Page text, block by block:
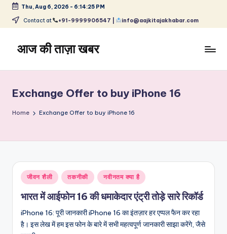
Skip
content
Thu, Aug 6, 2026 - 6:14:26 PM
Contact at +91-9999906547 | info@aajkitajakhabar.com
आज की ताज़ा खबर
ताज़ा
समाचार
–
और
विश्व
Exchange Offer to buy iPhone 16
Home Exchange Offer to buy iPhone 16
Posted
in
जीवन शैली तकनीकी नवीनतम क्या है
भारत में आईफोन 16 की धमाकेदार एंट्री तोड़े सारे रिकॉर्ड
iPhone 16: पूरी जानकारी iPhone 16 का इंतज़ार हर एप्पल फैन कर रहा
है। इस लेख में हम इस फोन के बारे में सभी महत्वपूर्ण जानकारी साझा करेंगे, जैसे